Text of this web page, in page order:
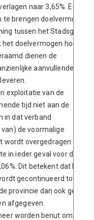
naar 3,65%. Er
brengen doelvermogen
tussen het Stadsgewest
doelvermogen hoger
dienen de
aanvullende
exploitatie van de
tijd niet aan de
in dat verband
de voormalige
overgedragen aan
in ieder geval voor deze
Dit betekent dat het
gecontinueerd tot 1
provincie dan ook geen
afgegeven.
worden benut om het